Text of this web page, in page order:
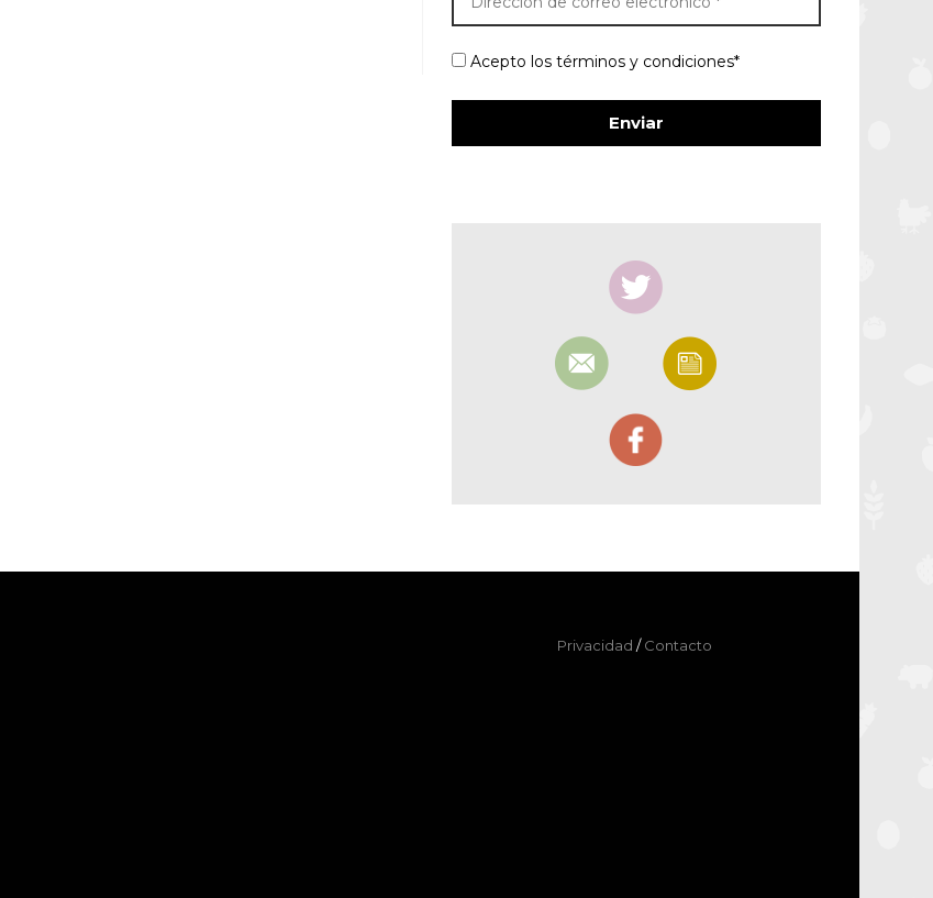
Acepto los términos y condiciones*
Privacidad /Contacto